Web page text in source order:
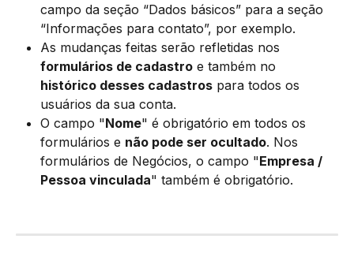
campo da seção “Dados básicos” para a seção
“Informações para contato”, por exemplo.
As mudanças feitas serão refletidas nos
formulários de cadastro e também no
histórico desses cadastros para todos os
usuários da sua conta.
O campo "Nome" é obrigatório em todos os
formulários e não pode ser ocultado. Nos
formulários de Negócios, o campo "Empresa /
Pessoa vinculada" também é obrigatório.